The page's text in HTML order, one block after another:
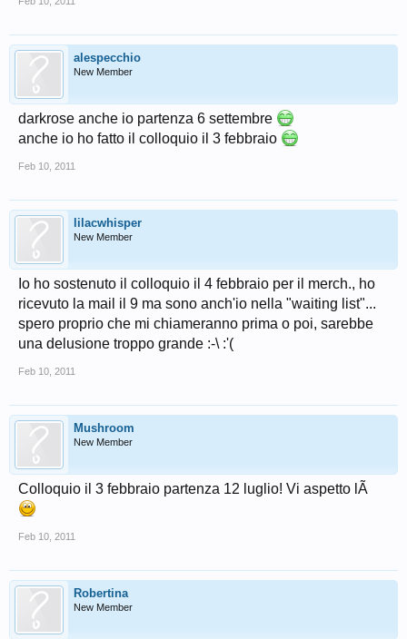
alespecchio
New Member
darkrose anche io partenza 6 settembre
anche io ho fatto il colloquio il 3 febbraio
Feb 10, 2011
lilacwhisper
New Member
Io ho sostenuto il colloquio il 4 febbraio per il merch., ho
ricevuto la mail il 9 ma sono anch'io nella "waiting list"...
spero proprio che mi chiameranno prima o poi, sarebbe
una delusione troppo grande :-\ :'(
Feb 10, 2011
Mushroom
New Member
Colloquio il 3 febbraio partenza 12 luglio! Vi aspetto lÃ­
Feb 10, 2011
Robertina
New Member